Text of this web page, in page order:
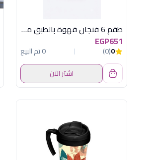
طقم 6 فنجان قهوة بالطبق مع استاند من أكسفورد موديل OX-2550
EGP651
0
(0)
0 تم البيع
اشترِ الآن